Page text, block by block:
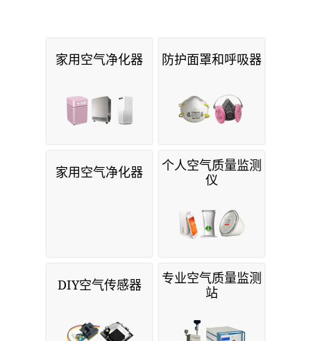
家用空气净化器 防护面罩和呼吸器
家用空气净化器
个人空气质量监测
仪
DIY空气传感器
专业空气质量监测
站